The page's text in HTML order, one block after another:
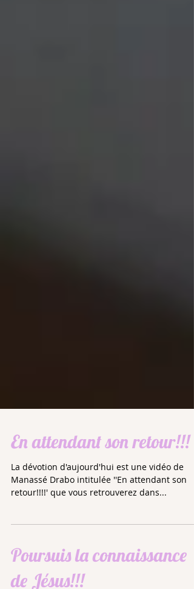
En attendant son retour!!!
La dévotion d'aujourd'hui est une vidéo de
Manassé Drabo intitulée ''En attendant son
Poursuis la connaissance